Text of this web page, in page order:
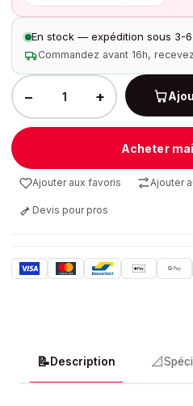
En stock — expédition sous 3-
Commandez avant 16h,
− +
Acheter
Ajouter aux favoris Ajouter
Devis pour pros
📝Description 📐